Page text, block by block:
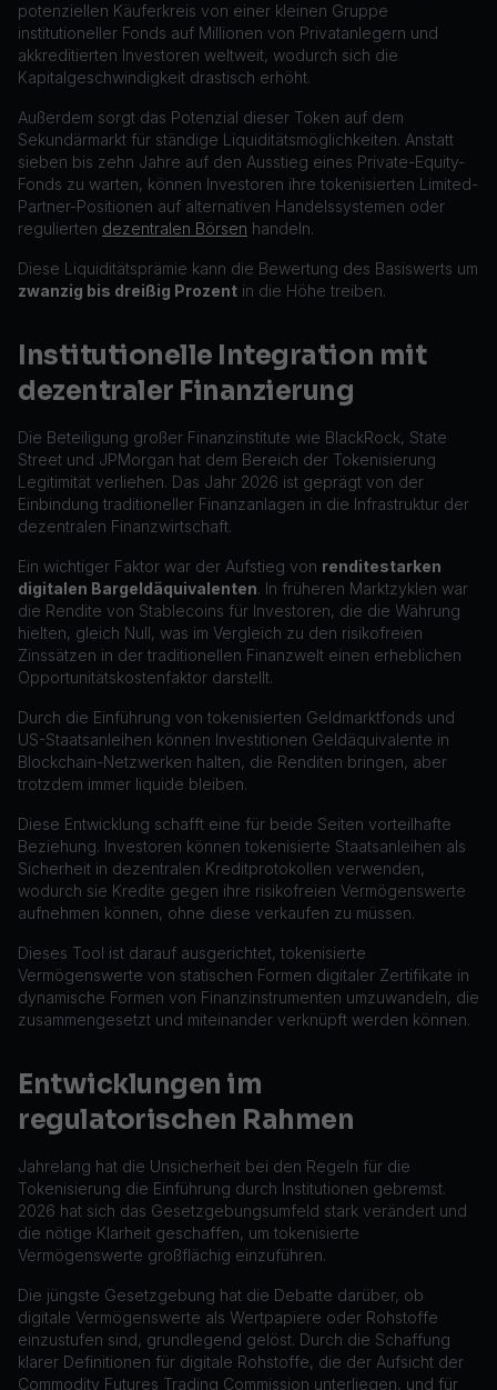
potenziellen Käuferkreis von einer kleinen Gruppe
institutioneller Fonds auf Millionen von Privatanlegern und
akkreditierten Investoren weltweit, wodurch sich die
Kapitalgeschwindigkeit drastisch erhöht.
Außerdem sorgt das Potenzial dieser Token auf dem
Sekundärmarkt für ständige Liquiditätsmöglichkeiten. Anstatt
sieben bis zehn Jahre auf den Ausstieg eines Private-Equity-
Fonds zu warten, können Investoren ihre tokenisierten Limited-
Partner-Positionen auf alternativen Handelssystemen oder
regulierten dezentralen Börsen handeln.
Diese Liquiditätsprämie kann die Bewertung des Basiswerts um
zwanzig bis dreißig Prozent in die Höhe treiben.
Institutionelle Integration mit
dezentraler Finanzierung
Die Beteiligung großer Finanzinstitute wie BlackRock, State
Street und JPMorgan hat dem Bereich der Tokenisierung
Legitimität verliehen. Das Jahr 2026 ist geprägt von der
Einbindung traditioneller Finanzanlagen in die Infrastruktur der
dezentralen Finanzwirtschaft.
Ein wichtiger Faktor war der Aufstieg von renditestarken
digitalen Bargeldäquivalenten. In früheren Marktzyklen war
die Rendite von Stablecoins für Investoren, die die Währung
hielten, gleich Null, was im Vergleich zu den risikofreien
Zinssätzen in der traditionellen Finanzwelt einen erheblichen
Opportunitätskostenfaktor darstellt.
Durch die Einführung von tokenisierten Geldmarktfonds und
US-Staatsanleihen können Investitionen Geldäquivalente in
Blockchain-Netzwerken halten, die Renditen bringen, aber
trotzdem immer liquide bleiben.
Diese Entwicklung schafft eine für beide Seiten vorteilhafte
Beziehung. Investoren können tokenisierte Staatsanleihen als
Sicherheit in dezentralen Kreditprotokollen verwenden,
wodurch sie Kredite gegen ihre risikofreien Vermögenswerte
aufnehmen können, ohne diese verkaufen zu müssen.
Dieses Tool ist darauf ausgerichtet, tokenisierte
Vermögenswerte von statischen Formen digitaler Zertifikate in
dynamische Formen von Finanzinstrumenten umzuwandeln, die
zusammengesetzt und miteinander verknüpft werden können.
Entwicklungen im
regulatorischen Rahmen
Jahrelang hat die Unsicherheit bei den Regeln für die
Tokenisierung die Einführung durch Institutionen gebremst.
2026 hat sich das Gesetzgebungsumfeld stark verändert und
die nötige Klarheit geschaffen, um tokenisierte
Vermögenswerte großflächig einzuführen.
Die jüngste Gesetzgebung hat die Debatte darüber, ob
digitale Vermögenswerte als Wertpapiere oder Rohstoffe
einzustufen sind, grundlegend gelöst. Durch die Schaffung
klarer Definitionen für digitale Rohstoffe, die der Aufsicht der
Commodity Futures Trading Commission unterliegen, und für